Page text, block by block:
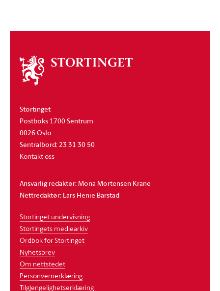
Om
stortinget
Stortinget
Postboks 1700 Sentrum
0026 Oslo
Sentralbord: 23 31 30 50
Kontakt oss
Ansvarlig redaktør: Mona Mortensen Krane
Nettredaktør: Lars Henie Barstad
Stortinget undervisning
Stortingets mediearkiv
Ordbok for Stortinget
Nyhetsbrev
Om nettstedet
Personvernerklæring
Tilgjengelighetserklæring